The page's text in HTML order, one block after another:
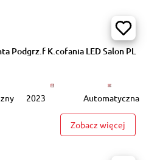
Podgrz.f K.cofania LED Salon PL
2023 Automatyczna
Zobacz więcej